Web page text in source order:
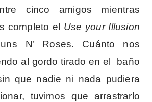
cinco amigos mientras
completo el Use your Illusion
N’ Roses. Cuánto nos
al gordo tirado en el baño
que nadie ni nada pudiera
tuvimos que arrastrarlo